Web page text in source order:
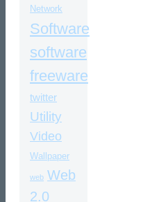
Network
Software
software
freeware
twitter
Utility
Video
Wallpaper
web Web
2.0